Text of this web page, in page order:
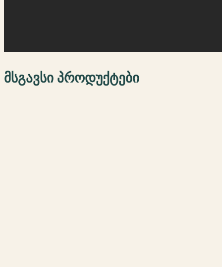
მსგავსი პროდუქტები